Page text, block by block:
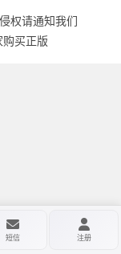
权请通知我们
买正版
短信 注册